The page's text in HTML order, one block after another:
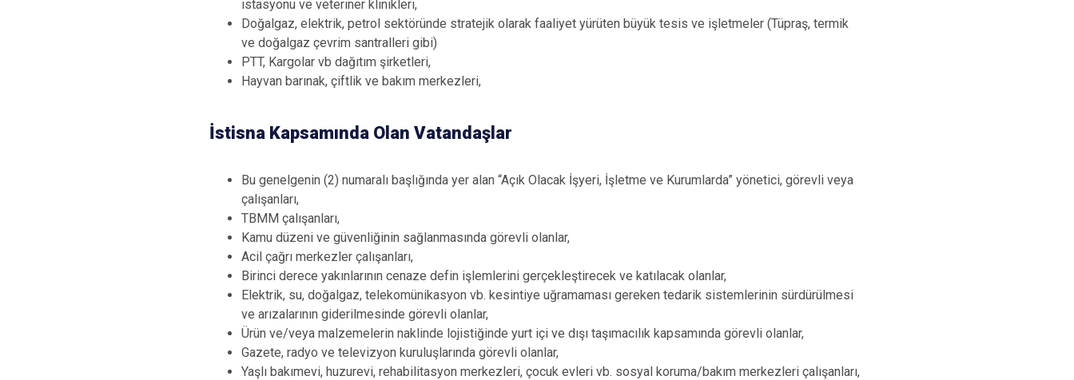
istasyonu ve veteriner klinikleri,
Doğalgaz, elektrik, petrol sektöründe stratejik olarak faaliyet yürüten büyük tesis ve işletmeler (Tüpraş, termik
ve doğalgaz çevrim santralleri gibi)
PTT, Kargolar vb dağıtım şirketleri,
Hayvan barınak, çiftlik ve bakım merkezleri,
İstisna Kapsamında Olan Vatandaşlar
Bu genelgenin (2) numaralı başlığında yer alan “Açık Olacak İşyeri, İşletme ve Kurumlarda” yönetici, görevli veya
çalışanları,
TBMM çalışanları,
Kamu düzeni ve güvenliğinin sağlanmasında görevli olanlar,
Acil çağrı merkezler çalışanları,
Birinci derece yakınlarının cenaze defin işlemlerini gerçekleştirecek ve katılacak olanlar,
Elektrik, su, doğalgaz, telekomünikasyon vb. kesintiye uğramaması gereken tedarik sistemlerinin sürdürülmesi
ve arızalarının giderilmesinde görevli olanlar,
Ürün ve/veya malzemelerin naklinde lojistiğinde yurt içi ve dışı taşımacılık kapsamında görevli olanlar,
Gazete, radyo ve televizyon kuruluşlarında görevli olanlar,
Yaşlı bakımevi, huzurevi, rehabilitasyon merkezleri, çocuk evleri vb. sosyal koruma/bakım merkezleri çalışanları,